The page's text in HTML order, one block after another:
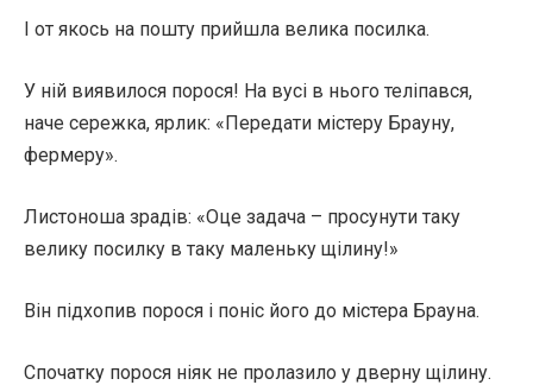
І от якось на пошту прийшла велика посилка.
У ній виявилося порося! На вусі в нього теліпався,
наче сережка, ярлик: «Передати містеру Брауну,
фермеру».
Листоноша зрадів: «Оце задача – просунути таку
велику посилку в таку маленьку щілину!»
Він підхопив порося і поніс його до містера Брауна.
Спочатку порося ніяк не пролазило у дверну щілину.